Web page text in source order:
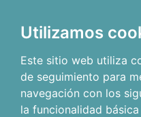
Utilizamos
Este sitio web utiliza
de seguimiento para
navegación con los
la funcionalidad